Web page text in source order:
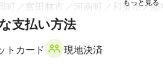
ント
です。
町 富田林市 河南町 和泉市 能
貝塚市 熊取町
市 三郷町 王寺町
支払い方法
トカード 現地決済